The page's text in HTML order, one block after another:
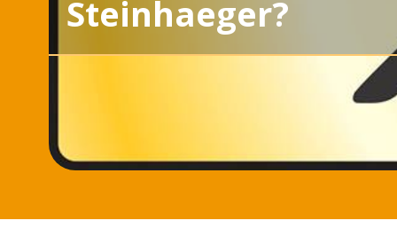
Steinhaeger?